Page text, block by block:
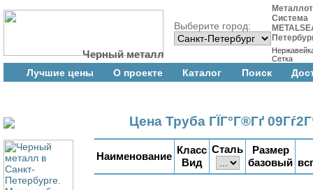
Черный металл
Выберите город:
Система
Сетка
Лучшие цены О проекте Каталог Поиск
Цена Труба ГЇГ°Г®Гґ
Наименование
Класс
Вид
Сталь
Размер
базовый